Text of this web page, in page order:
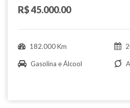
R$ 45.000.00
182.000 Km
Gasolina e Álcool